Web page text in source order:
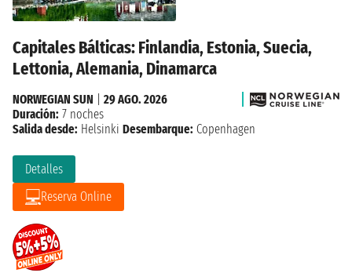
Capitales Bálticas: Finlandia, Estonia, Suecia,
Lettonia, Alemania, Dinamarca
Detalles
Reserva Online
NORWEGIAN SUN
29 AGO. 2026
Duración: 7 noches
Salida desde: Helsinki Desembarque: Copenhagen